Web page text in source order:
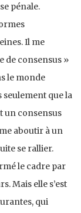
pénale.
Il me
de consensus »
le monde
seulement que la
un consensus
aboutir à un
se rallier.
le cadre par
Mais elle s’est
qui